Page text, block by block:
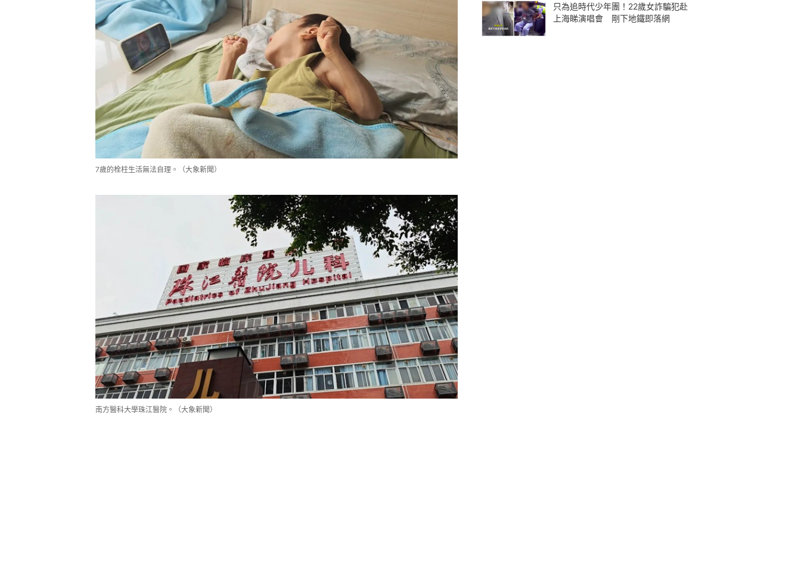
7歲的栓柱生活無法自理。（大象新聞）
南方醫科大學珠江醫院。（大象新聞）
只為追時代少年團！22歲女詐騙犯赴
上海睇演唱會 剛下地鐵即落網